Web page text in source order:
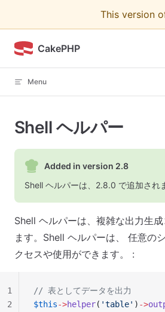
This version
CakePHP
Menu
Shell ヘルパー
Added in version 2.8
Shell ヘルパーは、2.8.0 で追加され
Shell ヘルパーは、複雑な出力生
ます。Shell ヘルパーは、 任意の
クセスや使用ができます。 :
// 表としてデータを出力
$this->helper( 'table' ) ->
1
2